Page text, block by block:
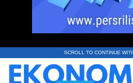
SCROLL TO CONTINUE